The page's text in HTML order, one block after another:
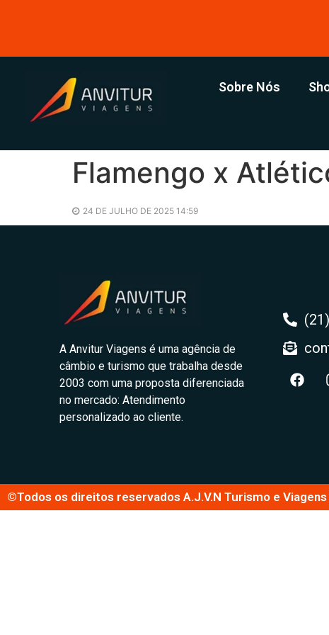
Sobre Nós
Flamengo x
24 DE JULHO DE 2025 14:59
A Anvitur Viagens é uma agência de
câmbio e turismo que trabalha desde
2003 com uma proposta diferenciada
no mercado: Atendimento
personalizado ao cliente.
©Todos os direitos reservados A.J.V.N Turismo e